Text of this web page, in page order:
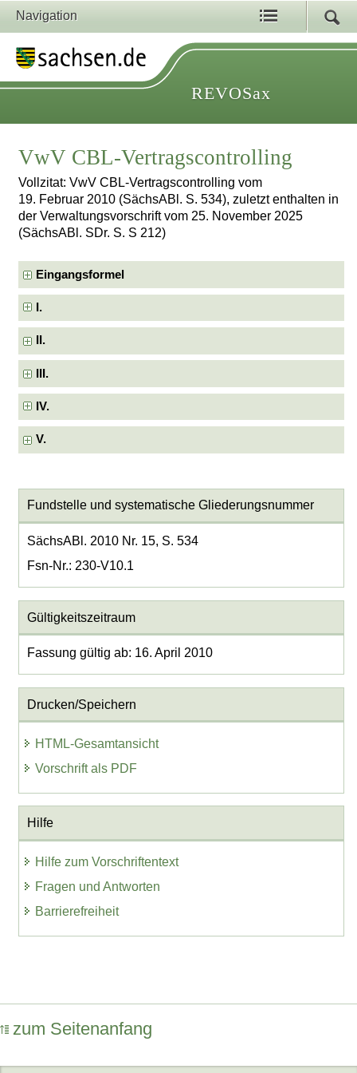
Navigation
REVOSax
VwV CBL-Vertragscontrolling
Vollzitat: VwV CBL-Vertragscontrolling vom
19. Februar 2010 (SächsABl. S. 534), zuletzt enthalten in
der Verwaltungsvorschrift vom 25. November 2025
(SächsABl. SDr. S. S 212)
Eingangsformel
I.
II.
III.
IV.
V.
Fundstelle und systematische Gliederungsnummer
SächsABl. 2010 Nr. 15, S. 534
Fsn-Nr.: 230-V10.1
Gültigkeitszeitraum
Fassung gültig ab: 16. April 2010
Drucken/Speichern
HTML-Gesamtansicht
Vorschrift als PDF
Hilfe
Hilfe zum Vorschriftentext
Fragen und Antworten
Barrierefreiheit
zum Seitenanfang